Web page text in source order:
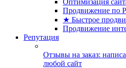
Оптимизация
Продвижение по
★ Быстрое
Продвижение
Репутация
Отзывы на заказ:
любой сайт